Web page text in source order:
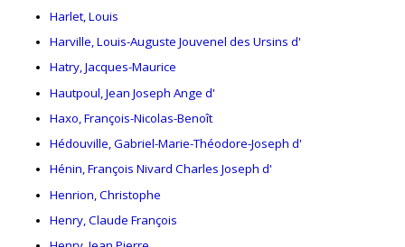
Harlet, Louis
Harville, Louis-Auguste Jouvenel des Ursins d'
Hatry, Jacques-Maurice
Hautpoul, Jean Joseph Ange d'
Haxo, François-Nicolas-Benoît
Hédouville, Gabriel-Marie-Théodore-Joseph d'
Hénin, François Nivard Charles Joseph d'
Henrion, Christophe
Henry, Claude François